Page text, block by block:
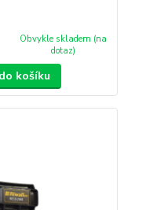
Obvykle skladem (na
dotaz)
košíku